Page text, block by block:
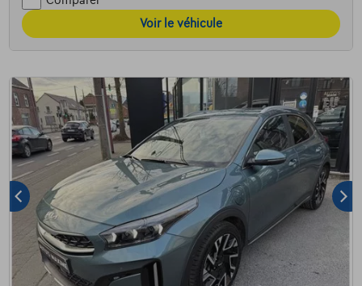
Voir le véhicule